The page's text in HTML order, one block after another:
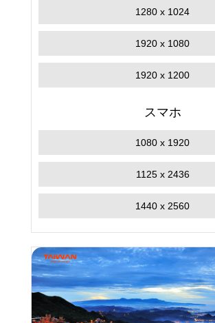
1280 x 1024
1920 x 1080
1920 x 1200
スマホ
1080 x 1920
1125 x 2436
1440 x 2560